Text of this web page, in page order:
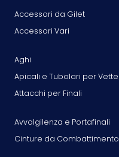
Accessori da Gilet
Accessori Vari
Aghi
Apicali e Tubolari per Vette
Attacchi per Finali
Avvolgilenza e Portafinali
Cinture da Combattimento